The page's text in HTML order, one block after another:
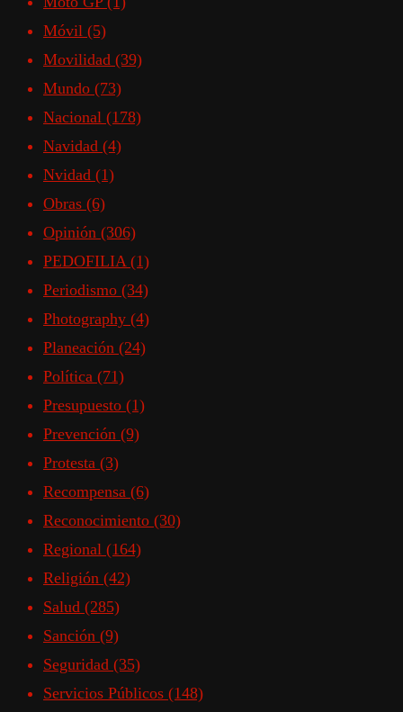
Móvil (5)
Movilidad (39)
Mundo (73)
Nacional (178)
Navidad (4)
Nvidad (1)
Obras (6)
Opinión (306)
PEDOFILIA (1)
Periodismo (34)
Photography (4)
Planeación (24)
Política (71)
Presupuesto (1)
Prevención (9)
Protesta (3)
Recompensa (6)
Reconocimiento (30)
Regional (164)
Religión (42)
Salud (285)
Sanción (9)
Seguridad (35)
Servicios Públicos (148)